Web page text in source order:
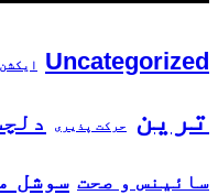
Uncategorized ایکشن
ترین
حرکت پذیری
سائینس و صحت سوشل